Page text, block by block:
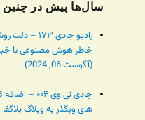
سال‌ها پیش در
رادیو جادی
خاطر هوش مصنوعی تا خبر
(آگوست 06, 2024)
جادی تی وی
های وبگذر به وبلاگ بلاگفا -